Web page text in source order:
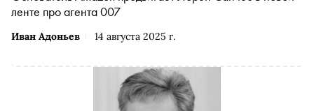
Иван Адоньев 14 августа 2025 г.
ленте про агента 007